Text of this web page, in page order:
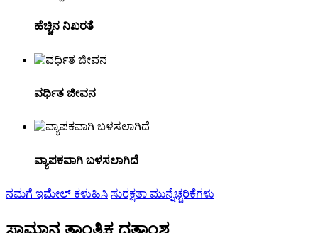
ಹೆಚ್ಚಿನ ನಿಖರತೆ
ವರ್ಧಿತ ಜೀವನ
ವ್ಯಾಪಕವಾಗಿ ಬಳಸಲಾಗಿದೆ
ನಮಗೆ ಇಮೇಲ್ ಕಳುಹಿಸಿ ಸುರಕ್ಷತಾ ಮುನ್ನೆಚ್ಚರಿಕೆಗಳು
ಸಾಮಾನ್ಯ ತಾಂತ್ರಿಕ ದತ್ತಾಂಶ